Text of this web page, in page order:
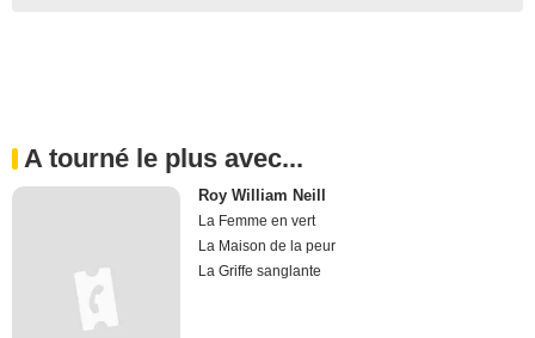
A tourné le plus avec...
Roy William Neill
La Femme en vert
La Maison de la peur
La Griffe sanglante